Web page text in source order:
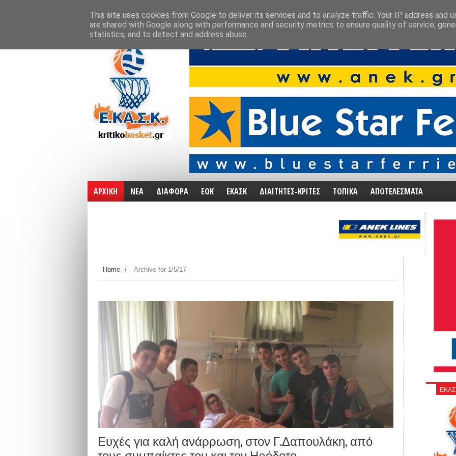
ΑΡΧΙΚΗ ΝΕΑ ΔΙΑΦΟΡΑ ΕΟΚ ΕΚΑΣΚ ΔΙΑΙΤΗΤΕΣ-ΚΡΙΤΕΣ ΤΟΠΙΚΑ ΑΠΟΤΕΛΕΣΜΑΤΑ
Home / Archive for 1/5/17
Ευχές για καλή ανάρρωση, στον Γ.Δαπουλάκη, από
This site uses cookies from Google to deliver its services and to analyze traffic. Your IP address and
are shared with Google along with performance and security metrics to ensure quality of service,
statistics, and to detect and address abuse.